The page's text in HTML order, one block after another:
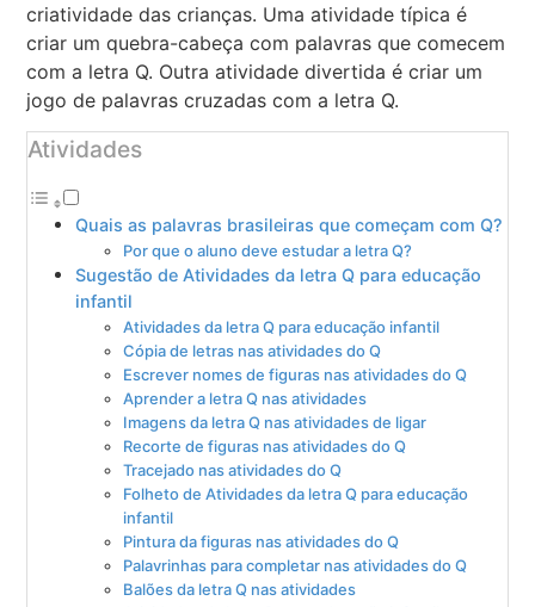
criatividade das crianças. Uma atividade típica é
criar um quebra-cabeça com palavras que comecem
com a letra Q. Outra atividade divertida é criar um
jogo de palavras cruzadas com a letra Q.
Atividades
Quais as palavras brasileiras que começam com Q?
Por que o aluno deve estudar a letra Q?
Sugestão de Atividades da letra Q para educação
infantil
Atividades da letra Q para educação infantil
Cópia de letras nas atividades do Q
Escrever nomes de figuras nas atividades do Q
Aprender a letra Q nas atividades
Imagens da letra Q nas atividades de ligar
Recorte de figuras nas atividades do Q
Tracejado nas atividades do Q
Folheto de Atividades da letra Q para educação
infantil
Pintura da figuras nas atividades do Q
Palavrinhas para completar nas atividades do Q
Balões da letra Q nas atividades